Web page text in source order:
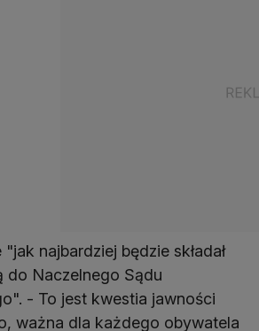
najbardziej będzie składał
do Naczelnego Sądu
- To jest kwestia jawności
ważna dla każdego obywatela